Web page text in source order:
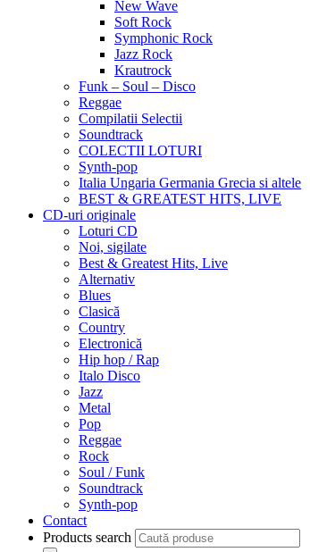
New Wave
Soft Rock
Symphonic Rock
Jazz Rock
Krautrock
Funk – Soul – Disco
Reggae
Compilatii Selectii
Soundtrack
COLECTII LOTURI
Synth-pop
Italia Ungaria Germania Grecia si altele
BEST & GREATEST HITS, LIVE
CD-uri originale
Loturi CD
Noi, sigilate
Best & Greatest Hits, Live
Alternativ
Blues
Clasică
Country
Electronică
Hip hop / Rap
Italo Disco
Jazz
Metal
Pop
Reggae
Rock
Soul / Funk
Soundtrack
Synth-pop
Contact
Products search